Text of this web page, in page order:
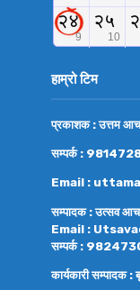
हाम्रो टिम
प्रकाशक : उत्तम
सम्पर्क :
Email :
सम्पादक : उत्सव
Email :
सम्पर्क :
कार्यकारी सम्पादक :